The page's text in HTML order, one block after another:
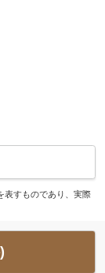
表すものであり、実際